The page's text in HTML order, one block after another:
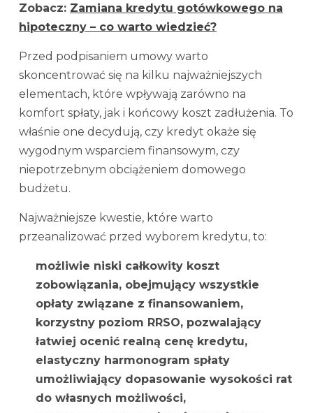
Zobacz: Zamiana kredytu gotówkowego na
hipoteczny – co warto wiedzieć?
Przed podpisaniem umowy warto
skoncentrować się na kilku najważniejszych
elementach, które wpływają zarówno na
komfort spłaty, jak i końcowy koszt zadłużenia. To
właśnie one decydują, czy kredyt okaże się
wygodnym wsparciem finansowym, czy
niepotrzebnym obciążeniem domowego
budżetu.
Najważniejsze kwestie, które warto
przeanalizować przed wyborem kredytu, to:
możliwie niski całkowity koszt
zobowiązania, obejmujący wszystkie
opłaty związane z finansowaniem,
korzystny poziom RRSO, pozwalający
łatwiej ocenić realną cenę kredytu,
elastyczny harmonogram spłaty
umożliwiający dopasowanie wysokości rat
do własnych możliwości,